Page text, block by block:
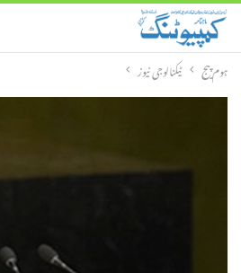
ہوم پیج ٹیکنالوجی نیوز